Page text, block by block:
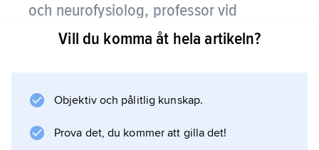
och neurofysiolog, professor vid
Harvard Medical School från 1965.
samarbetet fortsatte vid Harvard Medical
hjärnans syncentrum och dess tolkning av
Vill du komma åt hela artikeln?
Objektiv och pålitlig kunskap.
Prova det, du kommer att gilla det!